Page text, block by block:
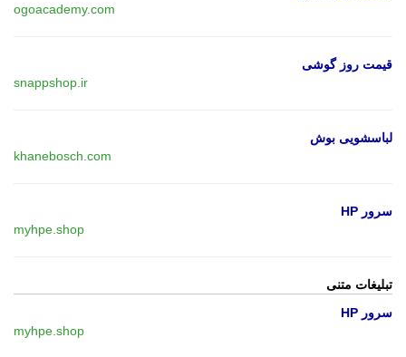
ogoacademy.com
قیمت روز گوشی
snappshop.ir
لباسشویی بوش
khanebosch.com
سرور HP
myhpe.shop
تبلیغات متنی
سرور HP
myhpe.shop